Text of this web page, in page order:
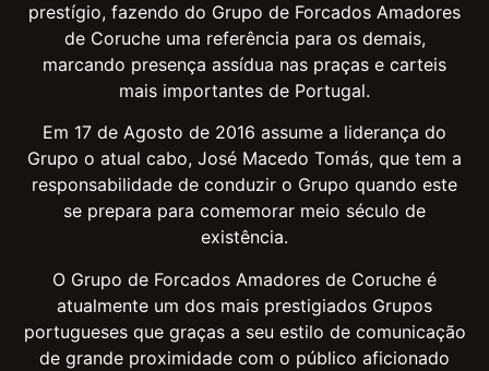
prestígio, fazendo do Grupo de Forcados Amadores
de Coruche uma referência para os demais,
marcando presença assídua nas praças e carteis
mais importantes de Portugal.
Em 17 de Agosto de 2016 assume a liderança do
Grupo o atual cabo, José Macedo Tomás, que tem a
responsabilidade de conduzir o Grupo quando este
se prepara para comemorar meio século de
existência.
O Grupo de Forcados Amadores de Coruche é
atualmente um dos mais prestigiados Grupos
portugueses que graças a seu estilo de comunicação
de grande proximidade com o público aficionado